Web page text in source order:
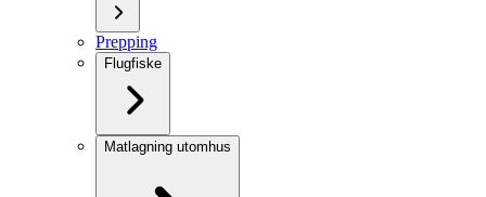
Prepping
Flugfiske
Matlagning utomhus